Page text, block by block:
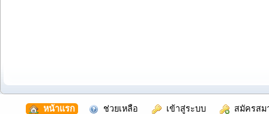
หน้าแรก ช่วยเหลือ เข้าสู่ระบบ สมัครสม